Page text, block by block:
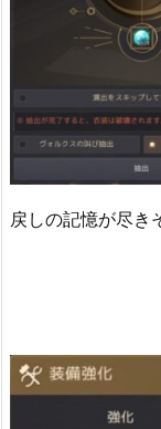
戻しの記憶が尽き